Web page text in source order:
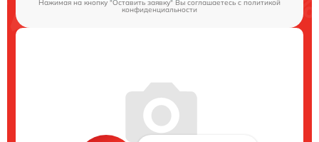
Нажимая на кнопку "Оставить заявку" Вы соглашаетесь cполитикой
конфиденциальности